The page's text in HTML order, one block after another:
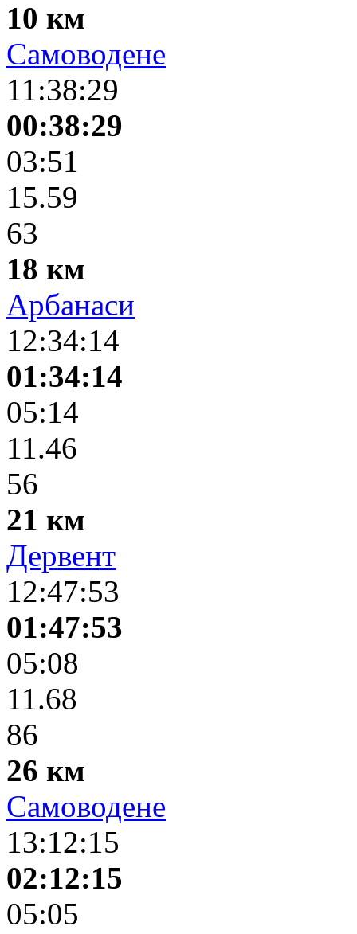
10 км
Самоводене
11:38:29
00:38:29
03:51
15.59
63
18 км
Арбанаси
12:34:14
01:34:14
05:14
11.46
56
21 км
Дервент
12:47:53
01:47:53
05:08
11.68
86
26 км
Самоводене
13:12:15
02:12:15
05:05